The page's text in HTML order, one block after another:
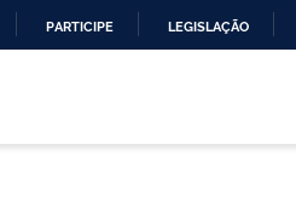
PARTICIPE LEGISLAÇÃO